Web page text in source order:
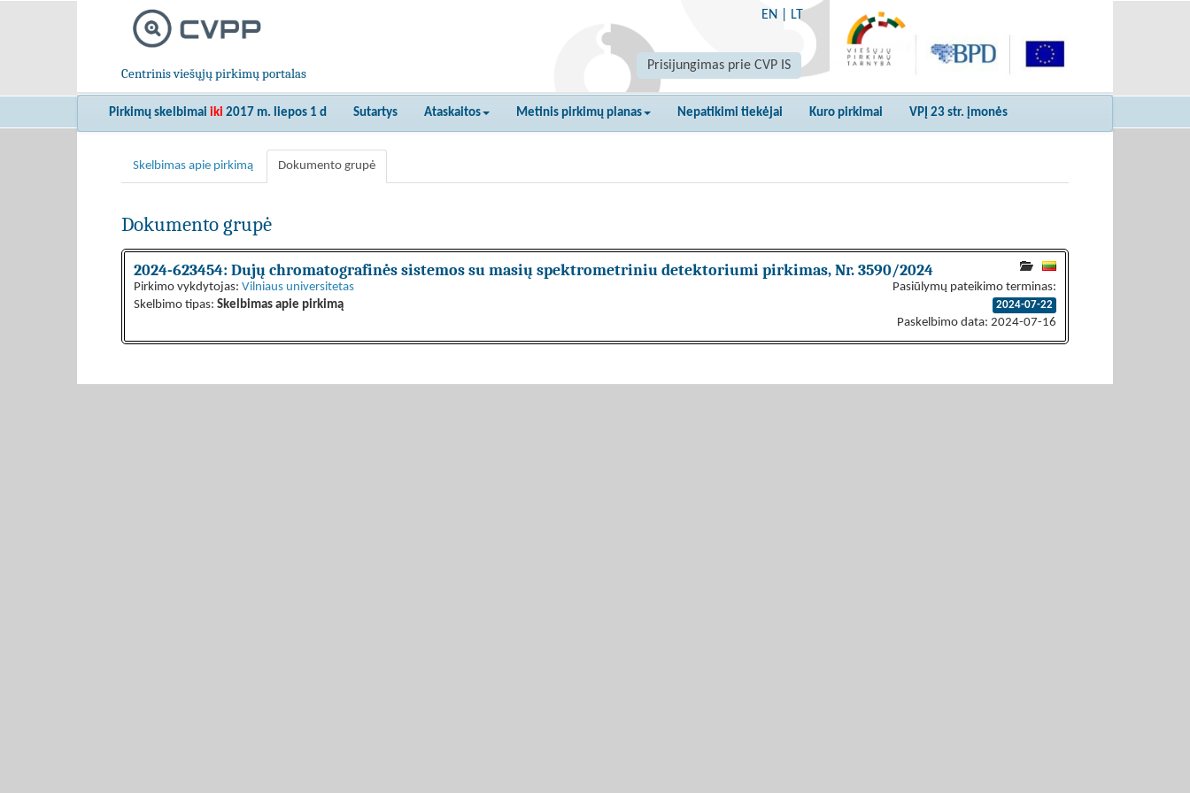
Centrinis viešųjų pirkimų portalas
EN LT
Prisijungimas prie CVP IS
Pirkimų skelbimai iki 2017 m. liepos 1 d Sutartys Ataskaitos Metinis pirkimų planas Nepatikimi tiekėjai Kuro pirkimai VPĮ 23 str. įmonės
Skelbimas apie pirkimą Dokumento grupė
Dokumento grupė
2024-623454: Dujų chromatografinės sistemos su masių spektrometriniu detektoriumi pirkimas, Nr. 3590/2024
Pirkimo vykdytojas: Vilniaus universitetas
Skelbimo tipas: Skelbimas apie pirkimą
Pasiūlymų pateikimo terminas:
2024-07-22
Paskelbimo data: 2024-07-16